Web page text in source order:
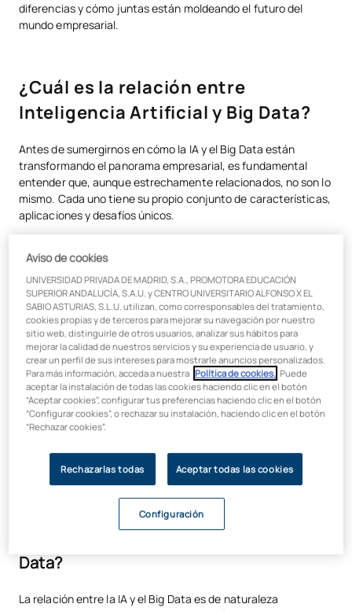
diferencias y cómo juntas están moldeando el futuro del
mundo empresarial.
¿Cuál es la relación entre
Inteligencia Artificial y Big Data?
Antes de sumergirnos en cómo la IA y el Big Data están
transformando el panorama empresarial, es fundamental
entender que, aunque estrechamente relacionados, no son lo
mismo. Cada uno tiene su propio conjunto de características,
aplicaciones y desafíos únicos.
procesos de inteligencia humana por parte de
máquinas, especialmente sistemas informáticos. Estos
procesos incluyen el aprendizaje, el razonamiento y la
autocorrección.
Por otro lado,el Big Data se refiere a conjuntos de
datosque las aplicaciones de procesamiento de datos
tradicionales no pueden manejar. El Big Data no solo se
caracteriza por su volumen, sino también por su variedad y
velocidad.
Aunque distintos, la IA y el Big Data están conectados en el
las capacidades del otro.
Data?
La relación entre la IA y el Big Data es de naturaleza
Aviso de cookies
UNIVERSIDAD PRIVADA DE MADRID, S.A., PROMOTORA EDUCACIÓN
SUPERIOR ANDALUCÍA, S.A.U. y CENTRO UNIVERSITARIO ALFONSO X EL
SABIO ASTURIAS, S.L.U. utilizan, como corresponsables del tratamiento,
cookies propias y de terceros para mejorar su navegación por nuestro
sitio web, distinguirle de otros usuarios, analizar sus hábitos para
mejorar la calidad de nuestros servicios y su experiencia de usuario, y
crear un perfil de sus intereses para mostrarle anuncios personalizados.
Para más información, acceda a nuestra Política de cookies. . Puede
aceptar la instalación de todas las cookies haciendo clic en el botón
“Aceptar cookies”, configurar tus preferencias haciendo clic en el botón
“Configurar cookies”, o rechazar su instalación, haciendo clic en el botón
“Rechazar cookies”.
Rechazarlas todas Aceptar todas las cookies
Configuración